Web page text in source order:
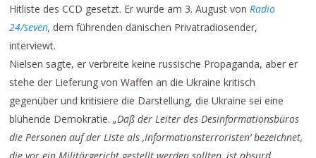
Hitliste des CCD gesetzt. Er wurde am 3. August vonRadio
24/seven, dem führenden dänischen Privatradiosender,
interviewt.
Nielsen sagte, er verbreite keine russische Propaganda, aber er
stehe der Lieferung von Waffen an die Ukraine kritisch
gegenüber und kritisiere die Darstellung, die Ukraine sei eine
blühende Demokratie.„Daß der Leiter des Desinformationsbüros
die Personen auf der Liste als ‚Informationsterroristen‘ bezeichnet,